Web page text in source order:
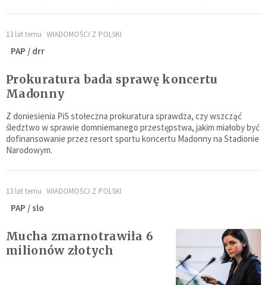
13 lat temu WIADOMOŚCI Z POLSKI
PAP / drr
Prokuratura bada sprawę koncertu
Madonny
Z doniesienia PiS stołeczna prokuratura sprawdza, czy wszcząć
śledztwo w sprawie domniemanego przestępstwa, jakim miałoby być
dofinansowanie przez resort sportu koncertu Madonny na Stadionie
Narodowym.
13 lat temu WIADOMOŚCI Z POLSKI
PAP / slo
Mucha zmarnotrawiła 6
milionów złotych